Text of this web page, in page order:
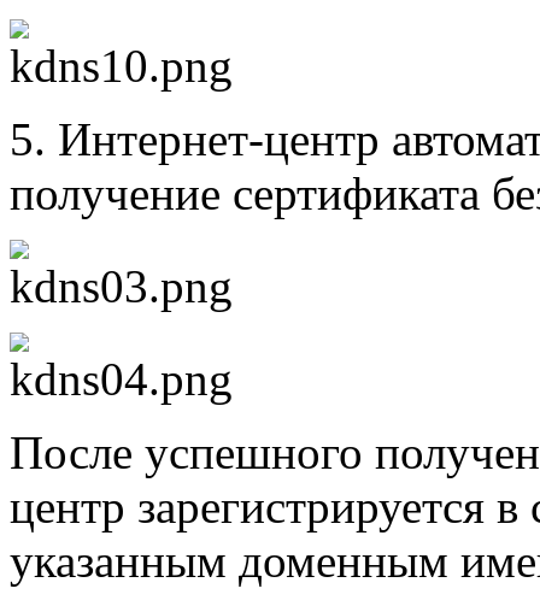
5. Интернет-центр
получение сертификата
После успешного
центр зарегистрируется
указанным доменным